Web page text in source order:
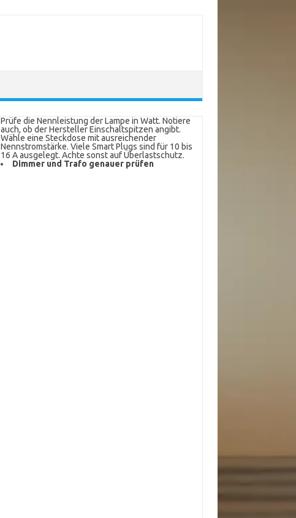
Prüfe die Nennleistung der Lampe in Watt. Notiere
auch, ob der Hersteller Einschaltspitzen angibt.
Wähle eine Steckdose mit ausreichender
Nennstromstärke. Viele Smart Plugs sind für 10 bis
16 A ausgelegt. Achte sonst auf Überlastschutz.
Dimmer und Trafo genauer prüfen